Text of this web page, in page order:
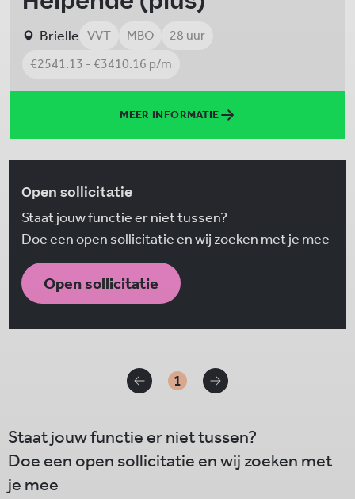
Brielle VVT MBO
28 uur
€2541.13 - €3410.16 p/m
MEER INFORMATIE
Open sollicitatie
Staat jouw functie er niet tussen?
Doe een open sollicitatie en wij zoeken met je mee
Open sollicitatie
1
Staat jouw functie er niet tussen?
Doe een open sollicitatie en wij zoeken met
je mee